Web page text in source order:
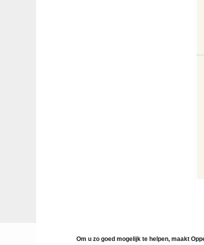
Om u zo goed mogelijk te helpen, maakt